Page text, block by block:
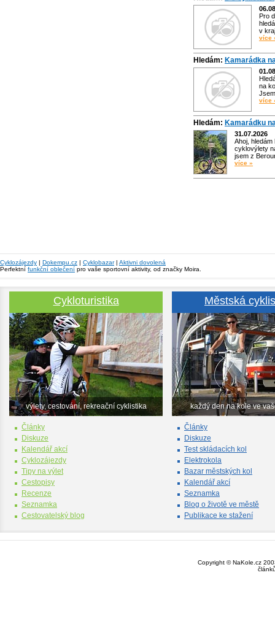
Pro
v
více
Hledám: Kamarádka
na
více
Hledám: Kamarádku
31.07.2026
Ahoj,
cyklovýlety
jsem z
více »
Cyklozájezdy | Dokempu.cz | Cyklobazar| Aktivni dovolená
Perfektní funkční oblečení pro vaše sportovní aktivity, od značky Moira.
Cykloturistika
výlety, cestování, rekreační cyklistika
Články
Diskuze
Kalendář akcí
Cyklozájezdy
Tipy na výlet
Cestopisy
Recenze
Seznamka
Cestovatelský blog
Městská
každý den na kole ve
Články
Diskuze
Test skládacích kol
Elektrokola
Bazar městských kol
Kalendář akcí
Seznamka
Blog o životě ve městě
Publikace ke stažení
Copyright © NaKole.cz